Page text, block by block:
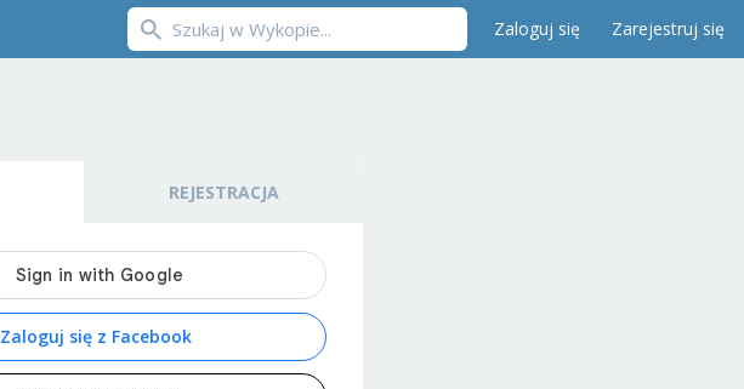
Zaloguj się Zarejestruj się
REJESTRACJA
Zaloguj się z Facebook